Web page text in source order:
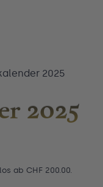
2025
2025
ab CHF 200.00.